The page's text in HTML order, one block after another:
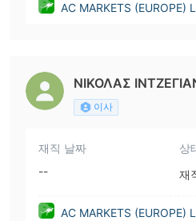
AC MARKETS (EUROPE)
ΝΙΚΟΛΑΣ
이사
재직 날짜
--
상
재
AC MARKETS (EUROPE)